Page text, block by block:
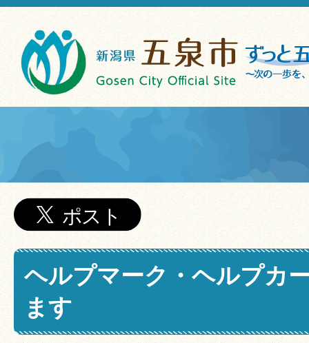
ヘルプマーク・ヘルプカ
ます